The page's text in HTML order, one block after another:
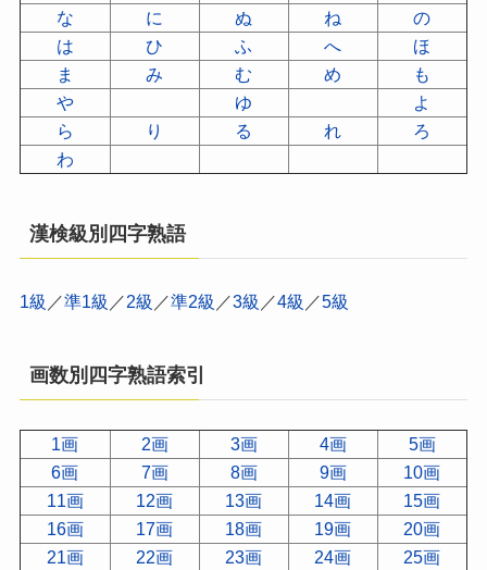
な
に ぬ ね
の
は
ひ ふ へ
ほ
ま
み む め
も
や
ゆ
よ
ら
り る れ
ろ
わ
漢検級別四字熟語
1級 ／準1級 ／2級 ／準2級 ／3級 ／4級 ／5級
画数別四字熟語索引
1画 2画 3画 4画
5画
6画
7画 8画 9画
10画
11画
12画 13画 14画
15画
16画
17画 18画 19画
20画
21画
22画 23画 24画
25画